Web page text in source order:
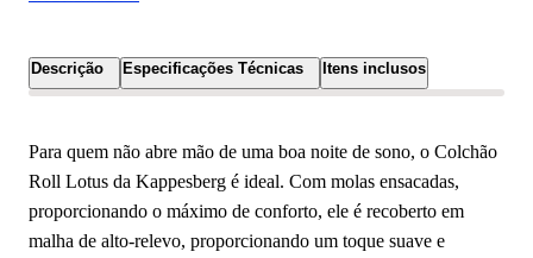
Descrição Especificações Técnicas Itens inclusos
Para quem não abre mão de uma boa noite de sono, o Colchão
Roll Lotus da Kappesberg é ideal. Com molas ensacadas,
proporcionando o máximo de conforto, ele é recoberto em
malha de alto-relevo, proporcionando um toque suave e